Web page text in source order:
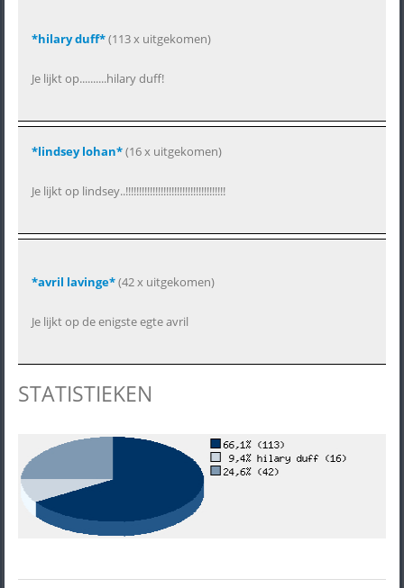
*hilary duff*(113 x uitgekomen)
Je lijkt op..........hilary duff!
*lindsey lohan*(16 x uitgekomen)
Je lijkt op lindsey..!!!!!!!!!!!!!!!!!!!!!!!!!!!!!!!!!!!!!
*avril lavinge*(42 x uitgekomen)
Je lijkt op de enigste egte avril
STATISTIEKEN